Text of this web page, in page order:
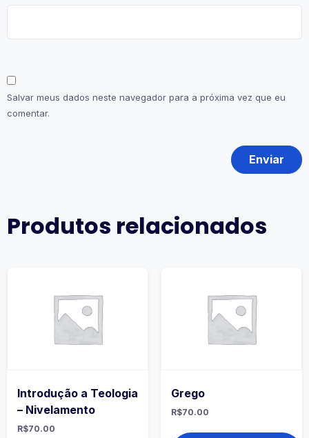
Salvar meus dados neste navegador para a próxima vez que eu
comentar.
Produtos relacionados
Introdução a Teologia
– Nivelamento
R$70.00
Grego
R$70.00